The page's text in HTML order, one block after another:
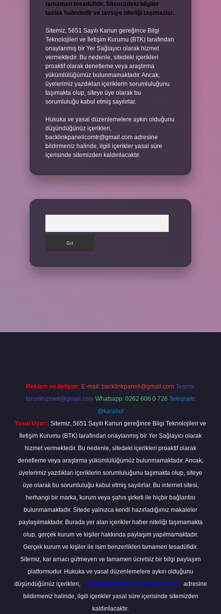
tamamen tesadüfidir. Sitemizdeki bilgiler
taslak halindedir ve tavsiye niteliği taşımazlar.
Sitemiz, 5651 Sayılı Kanun gereğince Bilgi
Teknolojileri ve İletişim Kurumu (BTK) tarafından
onaylanmış bir Yer Sağlayıcı olarak hizmet
vermektedir. Bu nedenle, sitedeki içerikleri
proaktif olarak denetleme veya araştırma
yükümlülüğümüz bulunmamaktadır. Ancak,
üyelerimiz yazdıkları içeriklerin sorumluluğunu
taşımakta olup, siteye üye olarak bu
sorumluluğu kabul etmiş sayılırlar.
Hukuka ve yasal düzenlemelere aykırı olduğunu
düşündüğünüz içerikleri,
backlinkpanelicomtr@gmail.com adresine
bildirmeniz halinde, ilgili içerikler yasal süre
içerisinde sitemizden kaldırılacaktır.
Reklam ve İletişim: E-mail: backlinkpaneli@gmail.com Teams:
forumhizmeti@gmail.com Whatsapp: 0262 606 0 726 Telegram:
@karabul
Yasal Uyarı: Sitemiz, 5651 Sayılı Kanun gereğince Bilgi Teknolojileri ve
İletişim Kurumu (BTK) tarafından onaylanmış bir Yer Sağlayıcı olarak
hizmet vermektedir. Bu nedenle, sitedeki içerikleri proaktif olarak
denetleme veya araştırma yükümlülüğümüz bulunmamaktadır. Ancak,
üyelerimiz yazdıkları içeriklerin sorumluluğunu taşımakta olup, siteye
üye olarak bu sorumluluğu kabul etmiş sayılırlar. Bu internet sitesi,
herhangi bir marka, kurum veya şahıs şirketi ile hiçbir bağlantısı
bulunmamaktadır. Sitede yalnızca kendi hazırladığımız makaleler
paylaşılmaktadır. Burada yer alan içerikler haber niteliği taşımamakta
olup, gerçek kurum ve kişiler hakkında paylaşım yapılmamaktadır.
Gerçek kurum ve kişiler ile isim benzerlikleri tamamen tesadüfidir.
Sitemiz, kar amacı gütmeyen ve tamamen ücretsiz bir bilgi paylaşım
platformudur. Hukuka ve yasal düzenlemelere aykırı olduğunu
düşündüğünüz içerikleri,
backlinkpanelicomtr@gmail.com
adresine
bildirmeniz halinde, ilgili içerikler yasal süre içerisinde sitemizden
kaldırılacaktır.